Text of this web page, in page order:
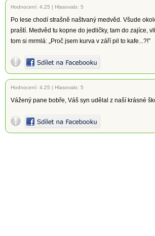
Hodnocení: 4.25 | Hlasovalo: 5
Po lese chodí strašně naštvaný medvěd. Všude
praští. Medvěd tu kopne do jedličky, tam do zajíce,
tom si mrmlá: „Proč jsem kurva v září pil to kafe...?!”
Hodnocení: 4.25 | Hlasovalo: 5
Vážený pane bobře, Váš syn udělal z naší krásné